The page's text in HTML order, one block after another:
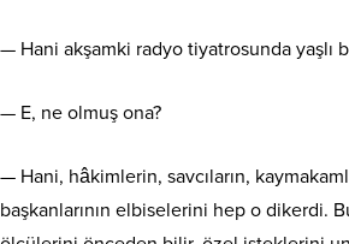
— Hani akşamki radyo tiyatrosunda yaşlı
— E, ne olmuş ona?
— Hani, hâkimlerin, savcıların,
başkanlarının elbiselerini hep o dikerdi.